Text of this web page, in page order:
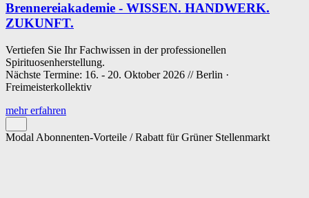
Brennereiakademie - WISSEN. HANDWERK.
ZUKUNFT.
Vertiefen Sie Ihr Fachwissen in der professionellen
Spirituosenherstellung.
Nächste Termine: 16. - 20. Oktober 2026 // Berlin ·
Freimeisterkollektiv
mehr erfahren
Modal Abonnenten-Vorteile / Rabatt für Grüner Stellenmarkt